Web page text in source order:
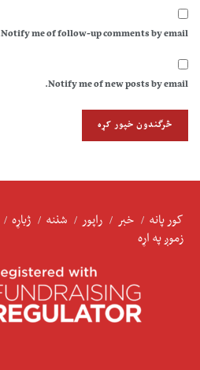
Notify me of follow-up comments by email.
Notify me of new posts by email.
کور پانه خبر راپور شننه ژباړه
زموږ په اړه